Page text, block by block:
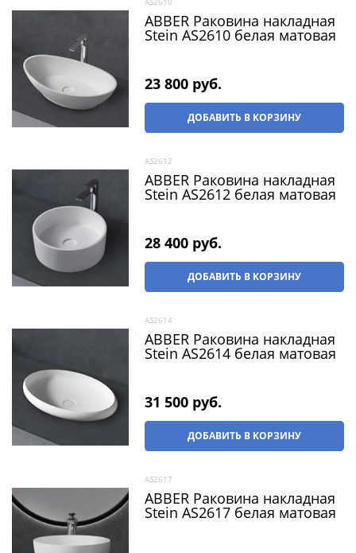
ABBER Раковина накладная
Stein AS2610 белая матовая
23 800 руб.
ДОБАВИТЬ В КОРЗИНУ
AS2612
ABBER Раковина накладная
Stein AS2612 белая матовая
28 400 руб.
ДОБАВИТЬ В КОРЗИНУ
AS2614
ABBER Раковина накладная
Stein AS2614 белая матовая
31 500 руб.
ДОБАВИТЬ В КОРЗИНУ
AS2617
ABBER Раковина накладная
Stein AS2617 белая матовая